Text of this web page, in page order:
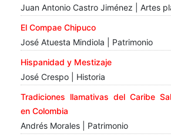
Juan Antonio Castro Jiménez | Artes
El Compae Chipuco
José Atuesta Mindiola | Patrimonio
Hispanidad y Mestizaje
José Crespo | Historia
Tradiciones llamativas del Caribe
en Colombia
Andrés Morales | Patrimonio